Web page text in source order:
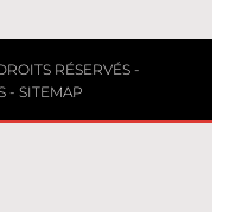
RÉSERVÉS -
- SITEMAP